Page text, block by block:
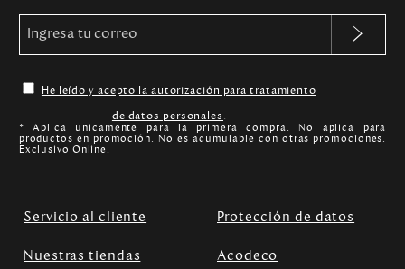
He leído y acepto la autorización para tratamiento
de datos personales.
* Aplica unicamente para la primera compra. No aplica para
productos en promoción. No es acumulable con otras promociones.
Exclusivo Online.
Servicio al cliente Protección de datos
Nuestras tiendas Acodeco